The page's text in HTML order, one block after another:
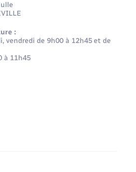
:
vendredi de 9h00 à 12h45 et de
à 11h45